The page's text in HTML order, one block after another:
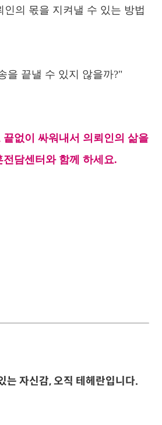
인의 몫을 지켜낼 수 있는 방법
을 끝낼 수 있지 않을까?"
없이 싸워내서 의뢰인의 삶을
담센터와 함께 하세요.
는 자신감, 오직 테헤란입니다.